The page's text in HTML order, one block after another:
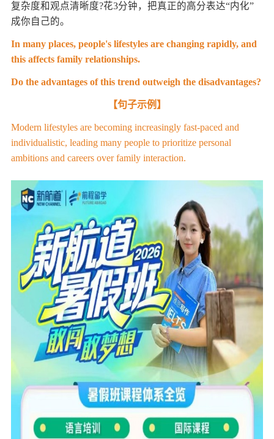
复杂度和观点清晰度?花3分钟，把真正的高分表达“内化”
成你自己的。
In many places, people's lifestyles are changing rapidly, and
this affects family relationships.
Do the advantages of this trend outweigh the disadvantages?
【句子示例】
Modern lifestyles are becoming increasingly fast-paced and
individualistic, leading many people to prioritize personal
ambitions and careers over family interaction.